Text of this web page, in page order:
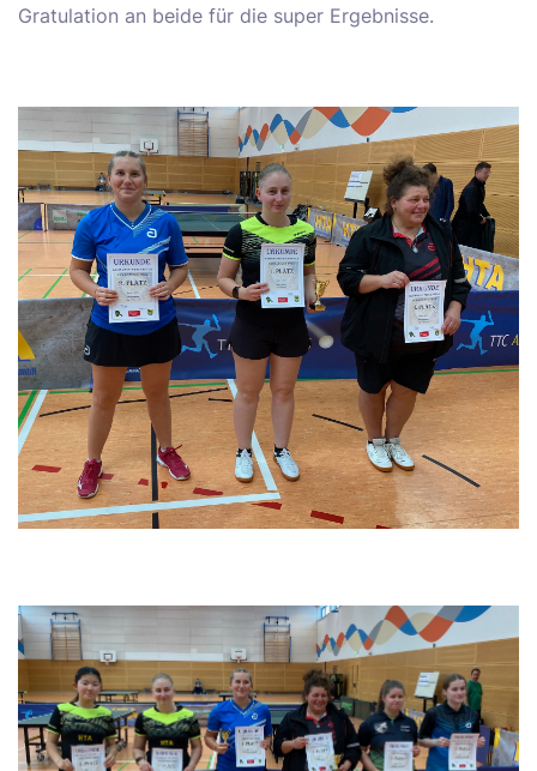
Gratulation an beide für die super Ergebnisse.